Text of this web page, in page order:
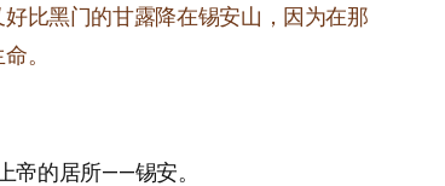
比黑门的甘露降在锡安山，因为在那
。
帝的居所——锡安。